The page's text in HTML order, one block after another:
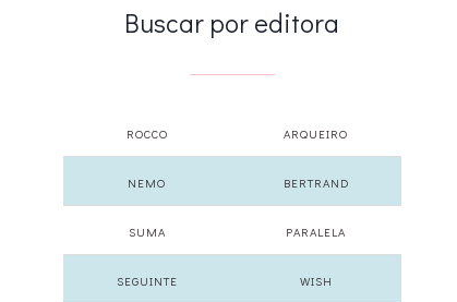
Buscar por editora
ROCCO ARQUEIRO
NEMO BERTRAND
SUMA PARALELA
SEGUINTE WISH